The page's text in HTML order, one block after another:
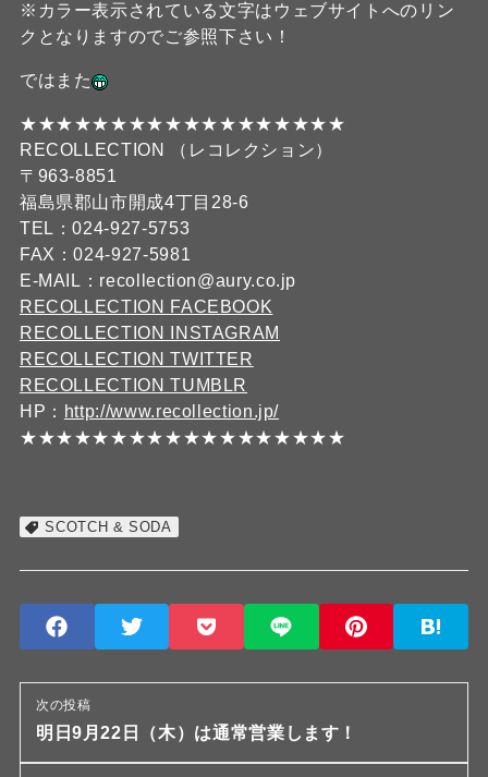
※カラー表示されている文字はウェブサイトへのリン
クとなりますのでご参照下さい！
ではまた
★★★★★★★★★★★★★★★★★★
RECOLLECTION （レコレクション）
〒963-8851
福島県郡山市開成4丁目28-6
TEL：024-927-5753
FAX：024-927-5981
E-MAIL：recollection@aury.co.jp
RECOLLECTION FACEBOOK
RECOLLECTION INSTAGRAM
RECOLLECTION TWITTER
RECOLLECTION TUMBLR
HP： http://www.recollection.jp/
★★★★★★★★★★★★★★★★★★
SCOTCH & SODA
次の投稿
明日9月22日（木）は通常営業します！